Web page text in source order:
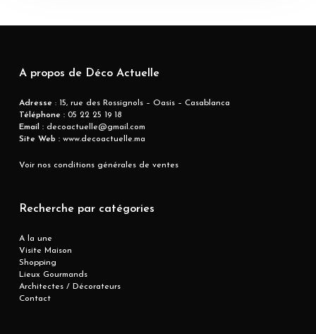
A propos de Déco Actuelle
Adresse : 15, rue des Rossignols – Oasis – Casablanca
Téléphone :05 22 25 19 18
Email :decoactuelle@gmail.com
Site Web :www.decoactuelle.ma
Voir nos conditions générales de ventes
Recherche par catégories
A la une
Visite Maison
Shopping
Lieux Gourmands
Architectes / Décorateurs
Contact